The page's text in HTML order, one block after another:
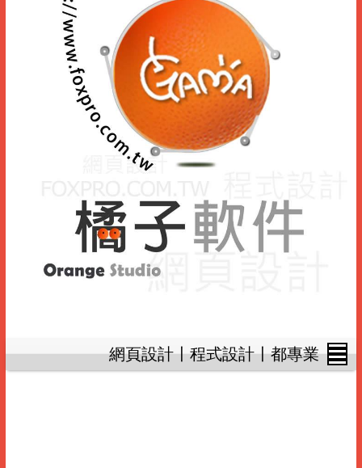
網頁設計〡程式設計〡都專業